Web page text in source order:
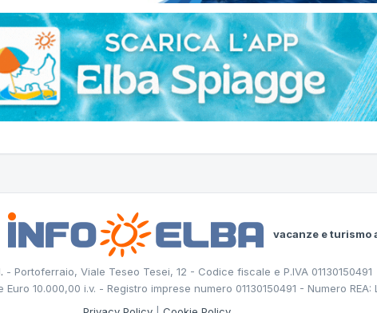
vacanze e turismo
- Portoferraio, Viale Teseo Tesei, 12 - Codice fiscale e P.IVA 01130150491
10.000,00 i.v. - Registro imprese numero 01130150491 - Numero REA: